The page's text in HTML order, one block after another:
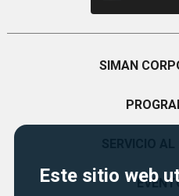
Este sitio web
SIMAN
Visión
Preguntas